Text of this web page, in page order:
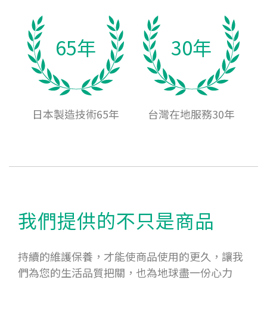
65年
日本製造技術65年
30年
台灣在地服務30年
我們提供的不只是商品
持續的維護保養，才能使商品使用的更久，讓我
們為您的生活品質把關，也為地球盡一份心力